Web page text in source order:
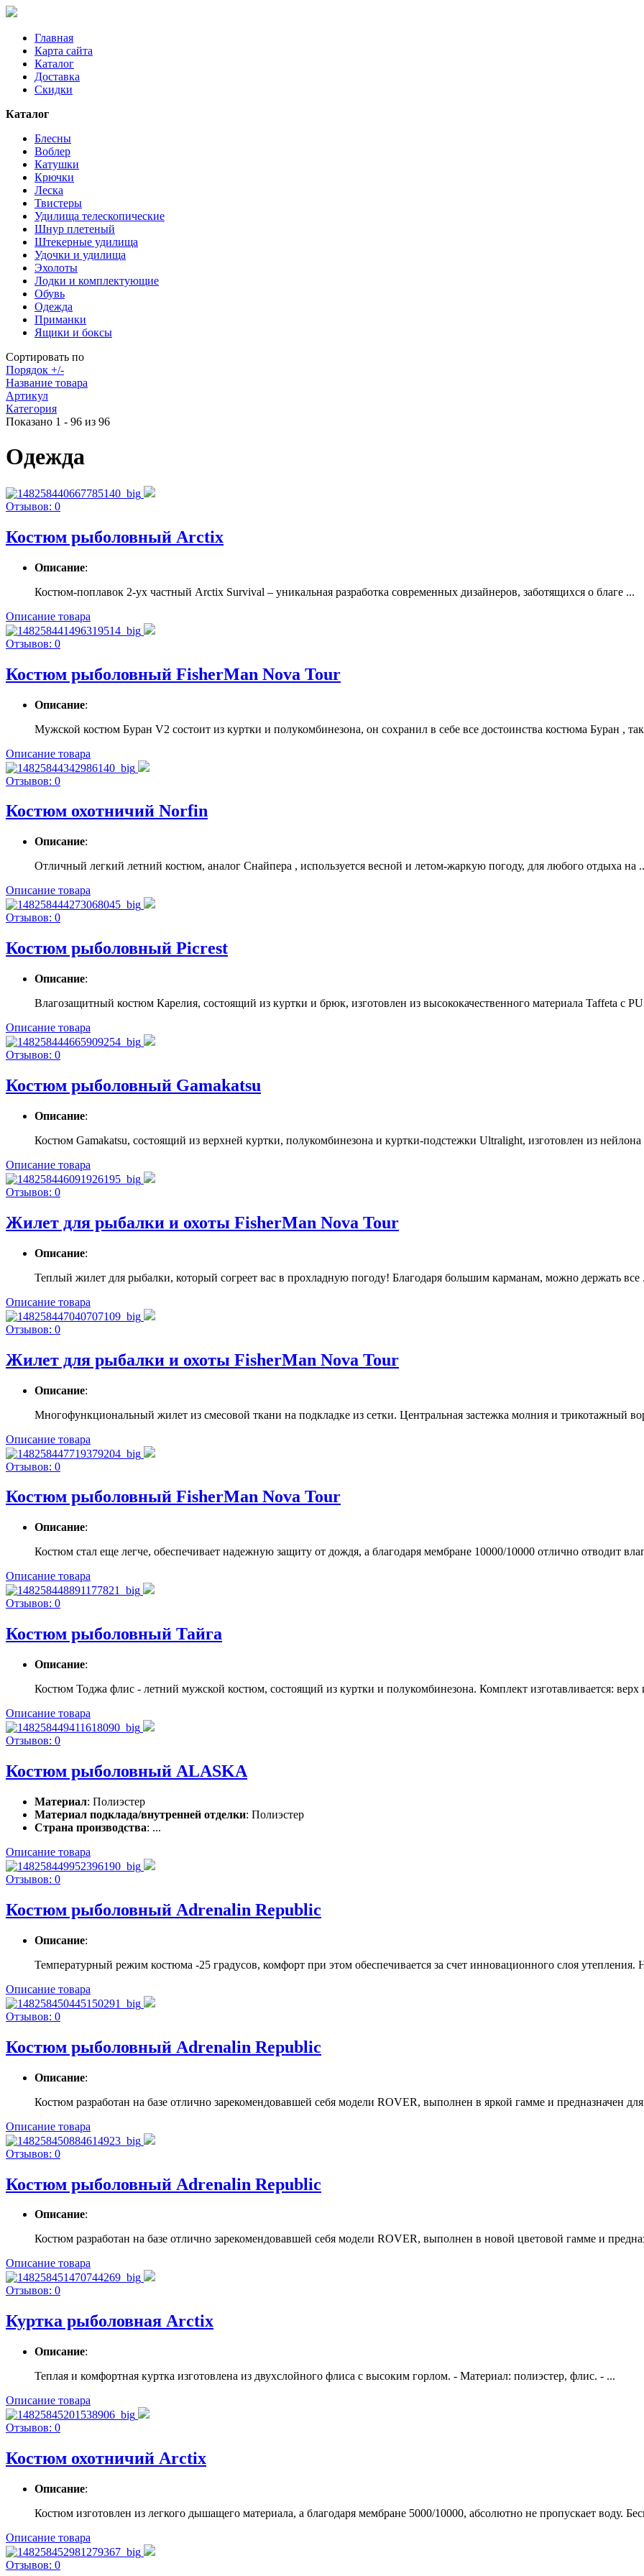
Главная
Карта сайта
Каталог
Доставка
Скидки
Каталог
Блесны
Воблер
Катушки
Крючки
Леска
Твистеры
Удилища телескопические
Шнур плетеный
Штекерные удилища
Удочки и удилища
Эхолоты
Лодки и комплектующие
Обувь
Одежда
Приманки
Ящики и боксы
Сортировать по
Порядок +/-
Название товара
Артикул
Категория
Показано 1 - 96 из 96
Одежда
Отзывов: 0
Костюм рыболовный Arctix
Описание:
Костюм-поплавок 2-ух частный Arctix Survival – уникальная разработка современных дизайнеров, заботящихся о благе ...
Описание товара
Отзывов: 0
Костюм рыболовный FisherMan Nova Tour
Описание:
Мужской костюм Буран V2 состоит из куртки и полукомбинезона, он сохранил в себе все достоинства костюма Буран ,
Описание товара
Отзывов: 0
Костюм охотничий Norfin
Описание:
Отличный легкий летний костюм, аналог Снайпера , используется весной и летом-жаркую погоду, для любого отдыха на
Описание товара
Отзывов: 0
Костюм рыболовный Picrest
Описание:
Влагозащитный костюм Карелия, состоящий из куртки и брюк, изготовлен из высококачественного материала Taffeta c
Описание товара
Отзывов: 0
Костюм рыболовный Gamakatsu
Описание:
Костюм Gamakatsu, состоящий из верхней куртки, полукомбинезона и куртки-подстежки Ultralight, изготовлен из нейлона
Описание товара
Отзывов: 0
Жилет для рыбалки и охоты FisherMan Nova Tour
Описание:
Теплый жилет для рыбалки, который согреет вас в прохладную погоду! Благодаря большим карманам, можно держать все
Описание товара
Отзывов: 0
Жилет для рыбалки и охоты FisherMan Nova Tour
Описание:
Многофункциональный жилет из смесовой ткани на подкладке из сетки. Центральная застежка молния и трикотажный
Описание товара
Отзывов: 0
Костюм рыболовный FisherMan Nova Tour
Описание:
Костюм стал еще легче, обеспечивает надежную защиту от дождя, а благодаря мембране 10000/10000 отлично отводит
Описание товара
Отзывов: 0
Костюм рыболовный Тайга
Описание:
Костюм Тоджа флис - летний мужской костюм, состоящий из куртки и полукомбинезона. Комплект изготавливается: верх
Описание товара
Отзывов: 0
Костюм рыболовный ALASKA
Материал: Полиэстер
Материал подклада/внутренней отделки: Полиэстер
Страна производства: ...
Описание товара
Отзывов: 0
Костюм рыболовный Adrenalin Republic
Описание:
Температурный режим костюма -25 градусов, комфорт при этом обеспечивается за счет инновационного слоя утепления.
Описание товара
Отзывов: 0
Костюм рыболовный Adrenalin Republic
Описание:
Костюм разработан на базе отлично зарекомендовавшей себя модели ROVER, выполнен в яркой гамме и предназначен
Описание товара
Отзывов: 0
Костюм рыболовный Adrenalin Republic
Описание:
Костюм разработан на базе отлично зарекомендовавшей себя модели ROVER, выполнен в новой цветовой гамме и
Описание товара
Отзывов: 0
Куртка рыболовная Arctix
Описание:
Теплая и комфортная куртка изготовлена из двухслойного флиса с высоким горлом. - Материал: полиэстер, флис. - ...
Описание товара
Отзывов: 0
Костюм охотничий Arctix
Описание:
Костюм изготовлен из легкого дышащего материала, а благодаря мембране 5000/10000, абсолютно не пропускает воду.
Описание товара
Отзывов: 0